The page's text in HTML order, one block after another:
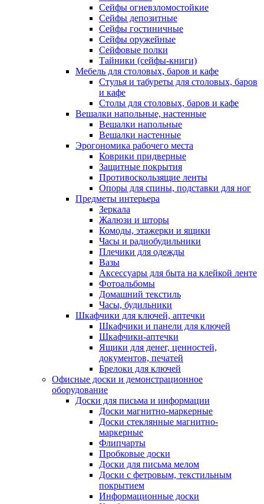
Сейфы огневзломостойкие
Сейфы депозитные
Сейфы гостиничные
Сейфы оружейные
Сейфовые полки
Тайники (сейфы-книги)
Мебель для столовых, баров и кафе
Стулья и табуреты для столовых, баров
и кафе
Столы для столовых, баров и кафе
Вешалки напольные, настенные
Вешалки напольные
Вешалки настенные
Эрогономика рабочего места
Коврики придверные
Защитные покрытия
Противоскользящие ленты
Опоры для спины, подставки для ног
Предметы интерьера
Зеркала
Жалюзи и шторы
Комоды, этажерки и ящики
Часы и радиобудильники
Плечики для одежды
Вазы
Аксессуары для быта на клейкой ленте
Фотоальбомы
Домашний текстиль
Часы, будильники
Шкафчики для ключей, аптечки
Шкафчики и панели для ключей
Шкафчики-аптечки
Ящики для денег, ценностей,
документов, печатей
Брелоки для ключей
Офисные доски и демонстрационное
оборудование
Доски для письма и информации
Доски магнитно-маркерные
Доски стеклянные магнитно-
маркерные
Флипчарты
Пробковые доски
Доски для письма мелом
Доски с фетровым, текстильным
покрытием
Информационные доски